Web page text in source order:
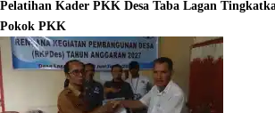
Pelatihan Kader PKK Desa Taba Lagan
Pokok PKK